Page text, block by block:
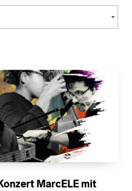
MarcELE mit